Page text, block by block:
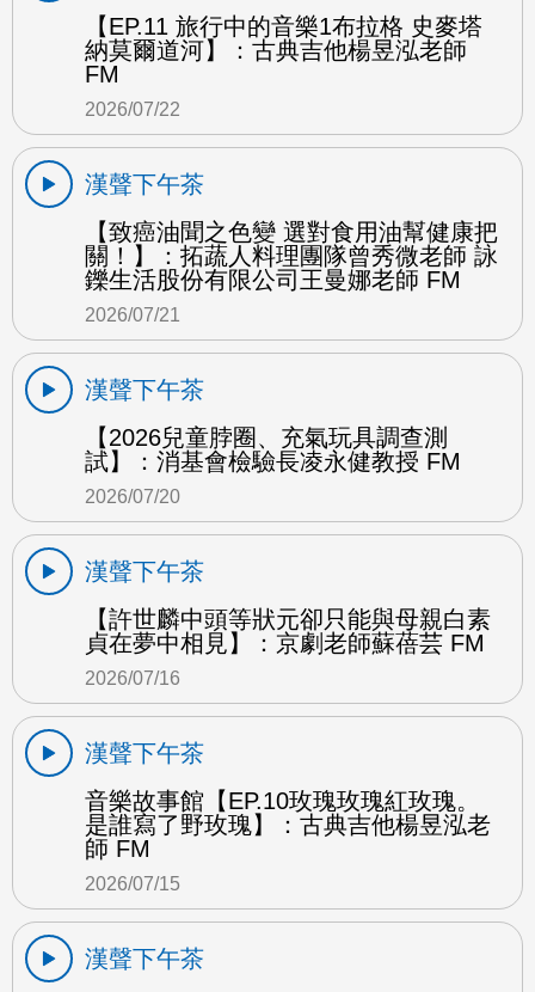
【EP.11 旅行中的音樂1布拉格 史麥塔
納莫爾道河】：古典吉他楊昱泓老師
FM
2026/07/22
漢聲下午茶
【致癌油聞之色變 選對食用油幫健康把
關！】：拓蔬人料理團隊曾秀微老師 詠
鑠生活股份有限公司王曼娜老師 FM
2026/07/21
漢聲下午茶
【2026兒童脖圈、充氣玩具調查測
試】：消基會檢驗長凌永健教授 FM
2026/07/20
漢聲下午茶
【許世麟中頭等狀元卻只能與母親白素
貞在夢中相見】：京劇老師蘇蓓芸 FM
2026/07/16
漢聲下午茶
音樂故事館【EP.10玫瑰玫瑰紅玫瑰。
是誰寫了野玫瑰】：古典吉他楊昱泓老
師 FM
2026/07/15
漢聲下午茶